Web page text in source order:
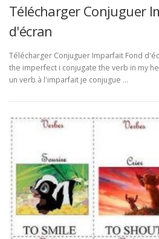
Télécharger Conjuguer
d'écran
Télécharger Conjuguer Imparfait Fond
the imperfect i conjugate the verb in my
un verb à l'imparfait je conjugue …